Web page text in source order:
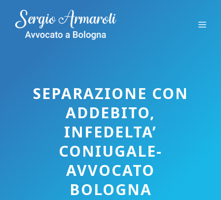
contenuto
SEPARAZIONE CON
ADDEBITO,
INFEDELTA’
CONIUGALE-
AVVOCATO
BOLOGNA